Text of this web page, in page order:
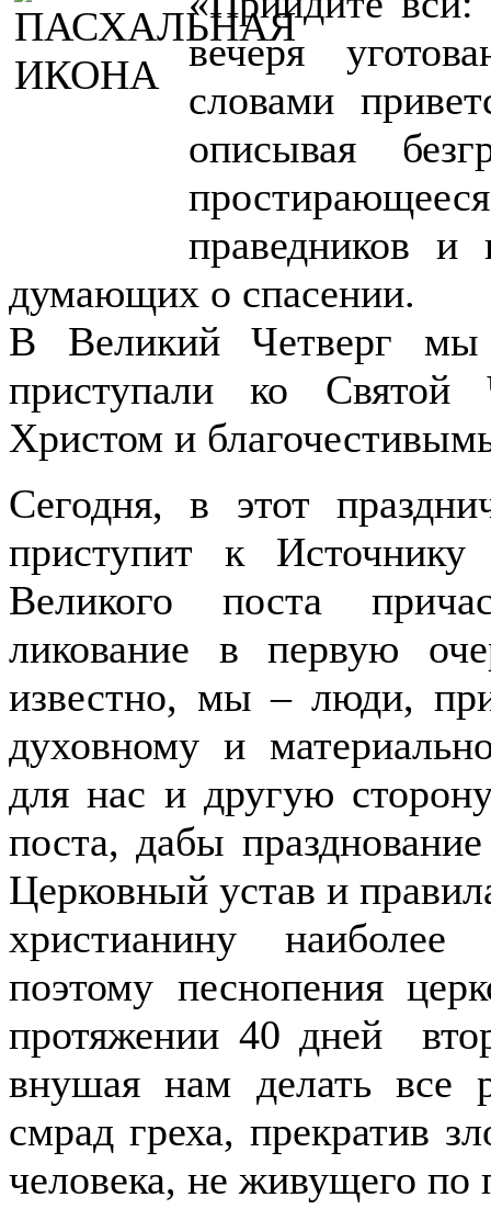
вечеря
словами
описывая
праведников
думающих о спасении.
В Великий Четверг мы
приступали ко Святой
Христом и
Сегодня, в этот
приступит к
Великого поста
ликование в первую
известно, мы – люди,
духовному и
для нас и другую
поста, дабы
Церковный устав и
христианину
поэтому песнопения
протяжении 40 дней
внушая нам делать все
смрад греха, прекратив
человека, не живущего по